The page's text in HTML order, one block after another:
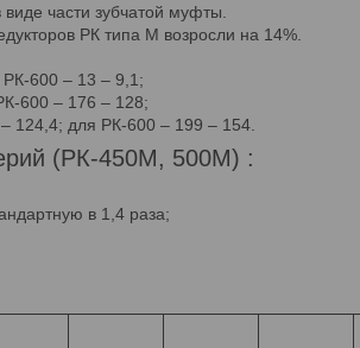
части зубчатой муфты.
РК типа М возросли на 14%.
600 – 13 – 9,1;
600 – 176 – 128;
124,4; для РК-600 – 199 – 154.
(РК-450М, 500М) :
в 1,4 раза;